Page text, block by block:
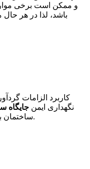
و ممکن است برخی
باشد، لذا در هر
کاربرد الزامات
نگهداری ایمن جایگاه
ساختمان با سیستم بازیافت بخارات بنزین می باشد.